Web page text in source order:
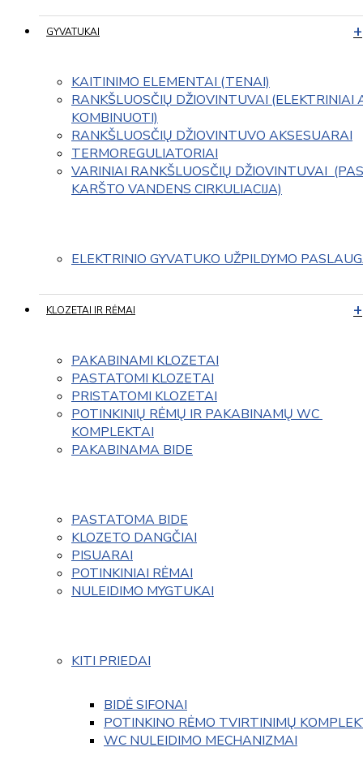
GYVATUKAI
KAITINIMO ELEMENTAI (TENAI)
RANKŠLUOSČIŲ DŽIOVINTUVAI (ELEKTRINIAI
KOMBINUOTI)
RANKŠLUOSČIŲ DŽIOVINTUVO AKSESUARAI
TERMOREGULIATORIAI
VARINIAI RANKŠLUOSČIŲ DŽIOVINTUVAI
KARŠTO VANDENS CIRKULIACIJA)
ELEKTRINIO GYVATUKO UŽPILDYMO
KLOZETAI IR RĖMAI
PAKABINAMI KLOZETAI
PASTATOMI KLOZETAI
PRISTATOMI KLOZETAI
POTINKINIŲ RĖMŲ IR PAKABINAMŲ WC
KOMPLEKTAI
PAKABINAMA BIDE
PASTATOMA BIDE
KLOZETO DANGČIAI
PISUARAI
POTINKINIAI RĖMAI
NULEIDIMO MYGTUKAI
KITI PRIEDAI
BIDĖ SIFONAI
POTINKINO RĖMO TVIRTINIMŲ
WC NULEIDIMO MECHANIZMAI